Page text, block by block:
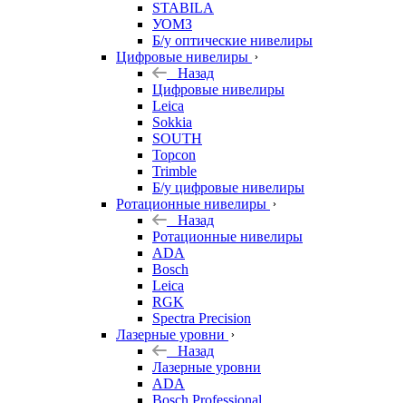
STABILA
УОМЗ
Б/у оптические нивелиры
Цифровые нивелиры
Назад
Цифровые нивелиры
Leica
Sokkia
SOUTH
Topcon
Trimble
Б/у цифровые нивелиры
Ротационные нивелиры
Назад
Ротационные нивелиры
ADA
Bosch
Leica
RGK
Spectra Precision
Лазерные уровни
Назад
Лазерные уровни
ADA
Bosch Professional